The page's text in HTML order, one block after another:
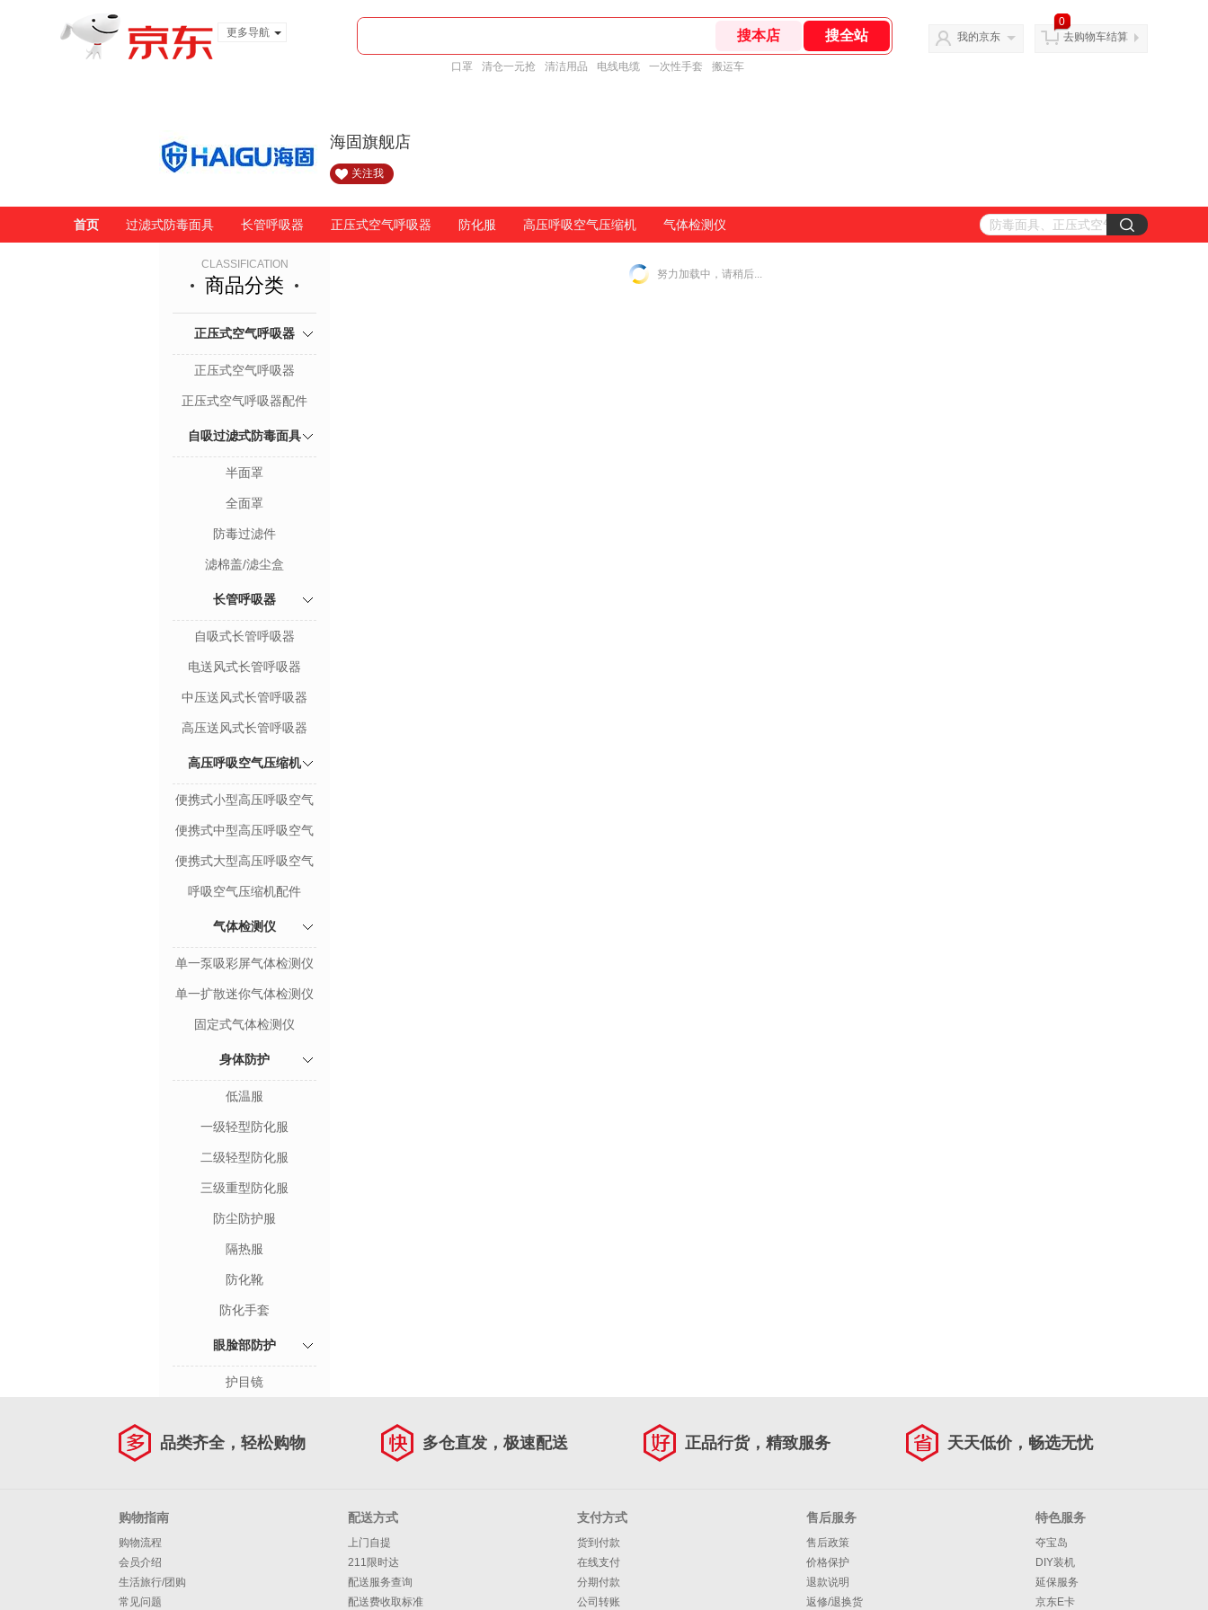
更多导航
口罩 清仓一元抢 清洁用品 电线电缆 一次性手套 搬运车
我的京东
0
去购物车结算
海固旗舰店
关注我
首页 过滤式防毒面具 长管呼吸器 正压式空气呼吸器 防化服 高压呼吸空气压缩机 气体检测仪
CLASSIFICATION
商品分类
正压式空气呼吸器
正压式空气呼吸器
正压式空气呼吸器配件
自吸过滤式防毒面具
半面罩
全面罩
防毒过滤件
滤棉盖/滤尘盒
长管呼吸器
自吸式长管呼吸器
电送风式长管呼吸器
中压送风式长管呼吸器
高压送风式长管呼吸器
高压呼吸空气压缩机
便携式小型高压呼吸空气
压缩机
便携式中型高压呼吸空气
压缩机
便携式大型高压呼吸空气
压缩机
呼吸空气压缩机配件
气体检测仪
单一泵吸彩屏气体检测仪
单一扩散迷你气体检测仪
固定式气体检测仪
身体防护
低温服
一级轻型防化服
二级轻型防化服
三级重型防化服
防尘防护服
隔热服
防化靴
防化手套
眼脸部防护
护目镜
努力加载中，请稍后...
品类齐全，轻松购物 多仓直发，极速配送 正品行货，精致服务 天天低价，畅选无忧
购物指南
购物流程
会员介绍
生活旅行/团购
常见问题
配送方式
上门自提
211限时达
配送服务查询
配送费收取标准
支付方式
货到付款
在线支付
分期付款
公司转账
售后服务
售后政策
价格保护
退款说明
返修/退换货
特色服务
夺宝岛
DIY装机
延保服务
京东E卡